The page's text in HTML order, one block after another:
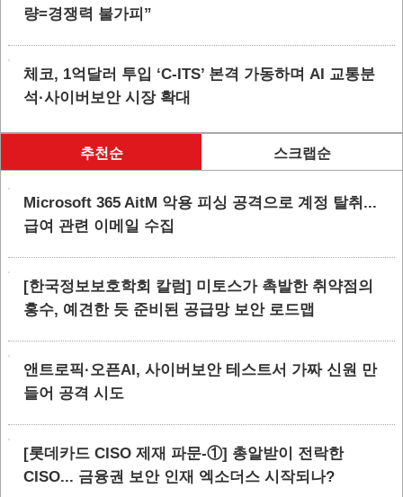
량=경쟁력 불가피”
체코, 1억달러 투입 ‘C-ITS’ 본격 가동하며 AI 교통분
석·사이버보안 시장 확대
추천순 스크랩순
Microsoft 365 AitM 악용 피싱 공격으로 계정 탈취...
급여 관련 이메일 수집
[한국정보보호학회 칼럼] 미토스가 촉발한 취약점의
홍수, 예견한 듯 준비된 공급망 보안 로드맵
앤트로픽·오픈AI, 사이버보안 테스트서 가짜 신원 만
들어 공격 시도
[롯데카드 CISO 제재 파문-①] 총알받이 전락한
CISO... 금융권 보안 인재 엑소더스 시작되나?